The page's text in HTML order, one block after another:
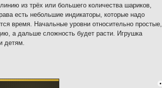
из трёх или большего количества шариков,
есть небольшие индикаторы, которые надо
время. Начальные уровни относительно простые,
а дальше сложность будет расти. Игрушка
детям.